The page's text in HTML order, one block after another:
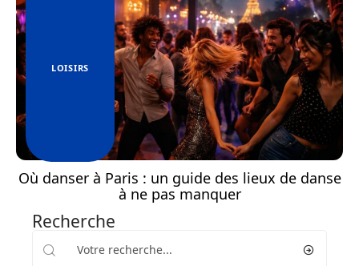
LOISIRS
Où danser à Paris : un guide des lieux de danse
à ne pas manquer
Recherche